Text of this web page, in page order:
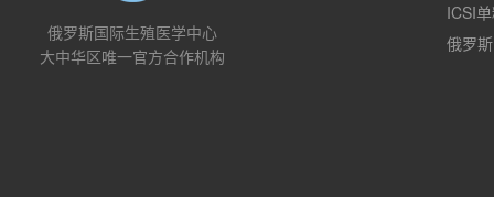
俄罗斯国际生殖医学中心
大中华区唯一官方合作机构
ICSI
俄罗